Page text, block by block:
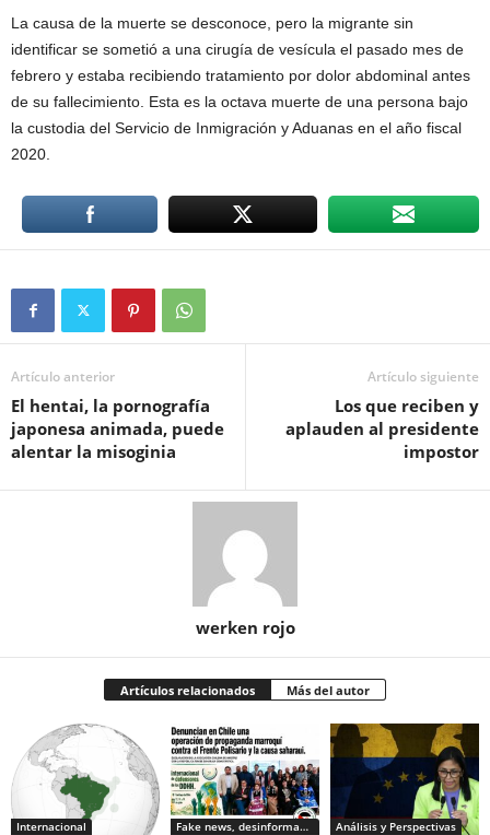
La causa de la muerte se desconoce, pero la migrante sin
identificar se sometió a una cirugía de vesícula el pasado mes de
febrero y estaba recibiendo tratamiento por dolor abdominal antes
de su fallecimiento. Esta es la octava muerte de una persona bajo
la custodia del Servicio de Inmigración y Aduanas en el año fiscal
2020.
Artículo anterior
El hentai, la pornografía
japonesa animada, puede
alentar la misoginia
Artículo siguiente
Los que reciben y
aplauden al presidente
impostor
werken rojo
Artículos relacionados Más del autor
Internacional Fake news, desinformacion Análisis y Perspectivas